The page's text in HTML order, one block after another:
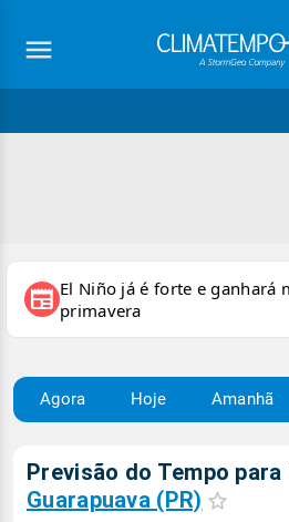
newspaper El Niño já é forte e ganhará
primavera
Agora Hoje Amanhã
Previsão do Tempo para
Guarapuava (PR)